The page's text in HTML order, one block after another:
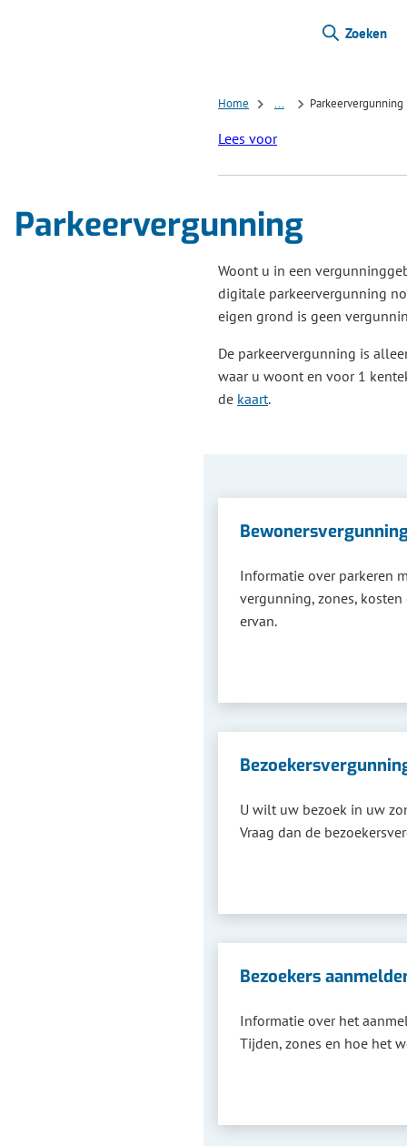
Zoeken
Home Parkeervergunning
Lees voor
Parkeervergunning
Woont u in een
digitale parkeervergunning
eigen grond is geen
De parkeervergunning is
waar u woont en voor 1
de kaart.
Informatie over parkeren
vergunning, zones,
ervan.
U wilt uw bezoek in uw
Vraag dan de
Bezoekers
Informatie over het
Tijden, zones en hoe het